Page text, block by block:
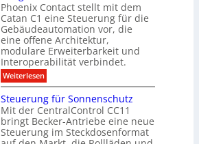
u
c
h
m
e
l
d
e
r
n
s
z
e
n
t
r
u
m
t
e
r
f
o
l
g
r
e
i
c
h
z
u
o
r
m
i
t
D
i
s
p
a
y
-
A
I
f
ü
r
G
e
b
u
d
e
:
D
Phoenix Contact stellt mit dem
Catan C1 eine Steuerung für die
Gebäudeautomation vor, die
eine offene Architektur,
modulare Erweiterbarkeit und
Interoperabilität verbindet.
Weiterlesen:
M
d
u
l
a
r
Steuerung für Sonnenschutz
Mit der CentralControl CC11
bringt Becker-Antriebe eine neue
Steuerung im Steckdosenformat